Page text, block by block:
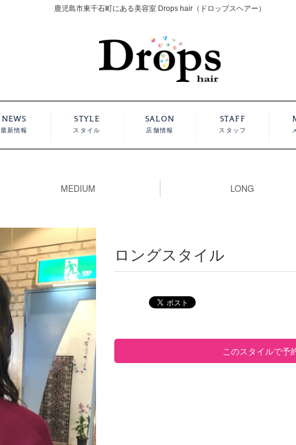
鹿児島市東千石町にある美容室 Drops hair（ドロップスヘアー）
NEWS
最新情報
STYLE
スタイル
SALON
店舗情報
STAFF
スタッフ
MEDIUM LONG
ロングスタイル
このスタイルで予